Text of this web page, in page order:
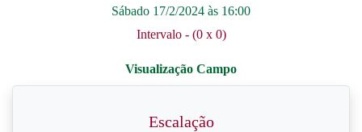
Sábado 17/2/2024 às 16:00
Intervalo - (0 x 0)
Escalação